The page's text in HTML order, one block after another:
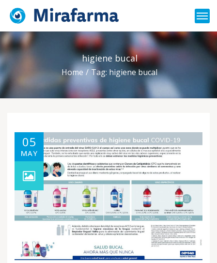
higiene bucal
Home Tag: higiene bucal
05
MAY